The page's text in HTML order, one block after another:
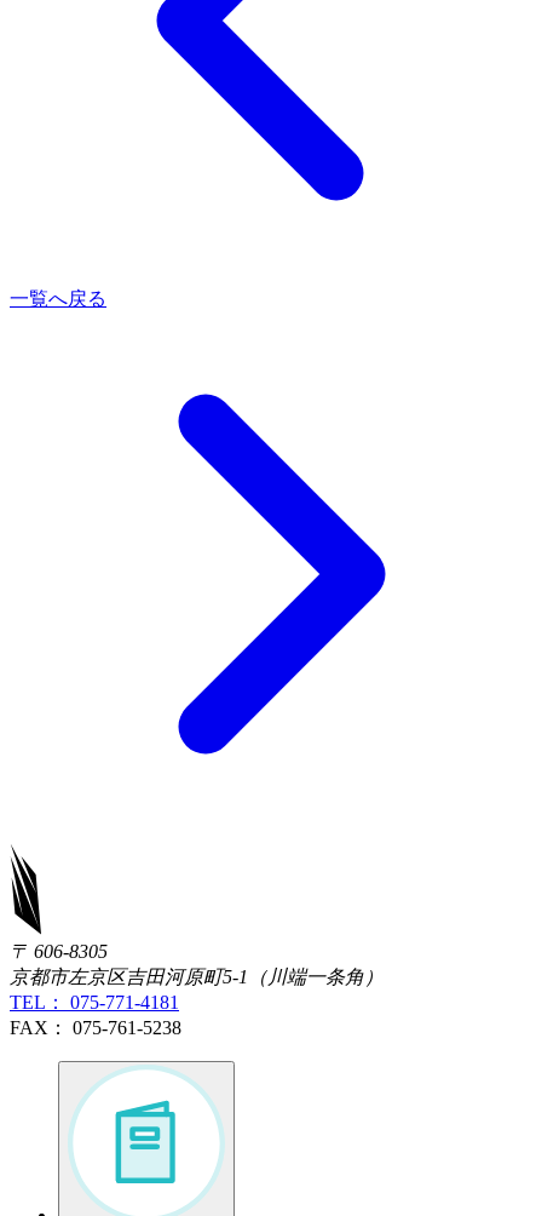
一覧へ戻る
〒 606-8305
京都市左京区吉田河原町5-1（川端一条角）
TEL： 075-771-4181
FAX： 075-761-5238